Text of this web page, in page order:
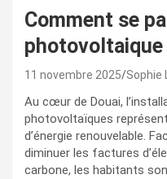
Comment se
photovoltaique
11 novembre 2025 Sophie
Au cœur de Douai,
photovoltaïques
d’énergie renouvelable.
diminuer les factures
carbone, les habitants